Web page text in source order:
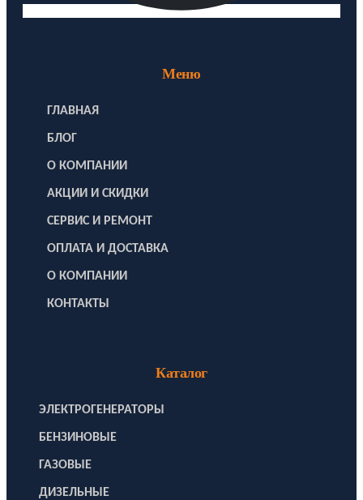
Меню
ГЛАВНАЯ
БЛОГ
О КОМПАНИИ
АКЦИИ И СКИДКИ
СЕРВИС И РЕМОНТ
ОПЛАТА И ДОСТАВКА
О КОМПАНИИ
КОНТАКТЫ
Каталог
ЭЛЕКТРОГЕНЕРАТОРЫ
БЕНЗИНОВЫЕ
ГАЗОВЫЕ
ДИЗЕЛЬНЫЕ